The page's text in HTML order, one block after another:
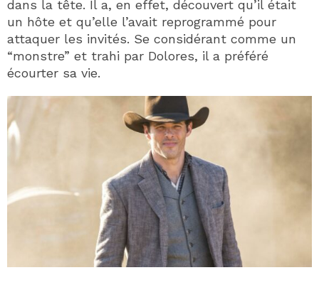
dans la tête. Il a, en effet, découvert qu’il était
un hôte et qu’elle l’avait reprogrammé pour
attaquer les invités. Se considérant comme un
“monstre” et trahi par Dolores, il a préféré
écourter sa vie.